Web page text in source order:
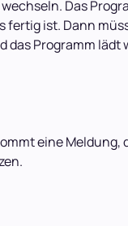
Das
fertig ist. Dann
das Programm lädt
eine Meldung,